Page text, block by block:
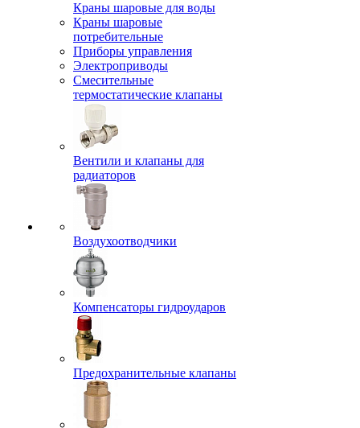
Краны шаровые для воды
Краны шаровые
потребительные
Приборы управления
Электроприводы
Смесительные
термостатические клапаны
Вентили и клапаны для
радиаторов
Воздухоотводчики
Компенсаторы гидроударов
Предохранительные клапаны